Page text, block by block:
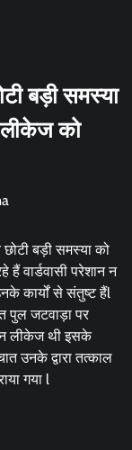
बड़ी समस्या
लीकेज को
छोटी बड़ी समस्या को
वार्डवासी परेशान न
कार्यों से संतुष्ट हैंl
पुल जटवाड़ा पर
लीकेज थी इसके
उनके द्वारा तत्काल
गया l